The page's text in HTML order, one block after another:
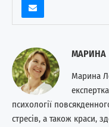
МАРИНА
Марина
психології
стресів, а також краси,